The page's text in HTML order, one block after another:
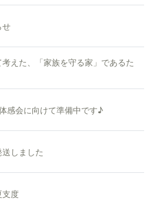
せ
えた、「家族を守る家」であるた
感会に向けて準備中です♪
しました
支度